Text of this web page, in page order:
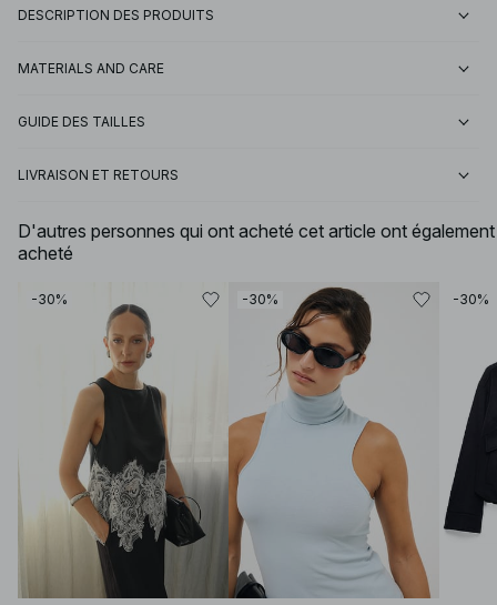
DESCRIPTION DES PRODUITS
MATERIALS AND CARE
GUIDE DES TAILLES
LIVRAISON ET RETOURS
D'autres personnes qui ont acheté cet article ont également
acheté
-30% -30% -30%